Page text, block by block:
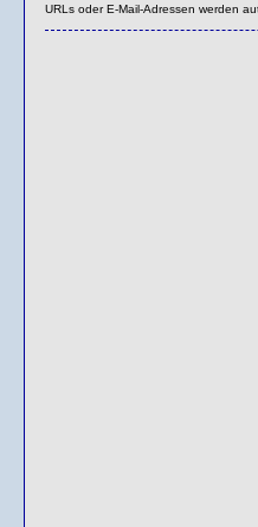
URLs oder E-Mail-Adressen werden